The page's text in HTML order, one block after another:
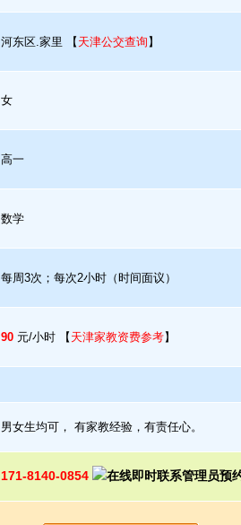
河东区.家里 【 天津公交查询 】
女
高一
数学
每周3次；每次2小时（时间面议）
90 元/小时 【 天津家教资费参考】
男女生均可， 有家教经验，有责任心。
171-8140-0854